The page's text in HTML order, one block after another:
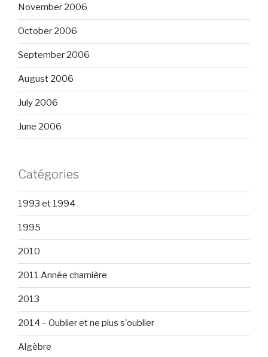
November 2006
October 2006
September 2006
August 2006
July 2006
June 2006
Catégories
1993 et 1994
1995
2010
2011 Année charnière
2013
2014 – Oublier et ne plus s'oublier
Algèbre